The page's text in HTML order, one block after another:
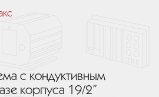
с кондуктивным
корпуса 19/2”